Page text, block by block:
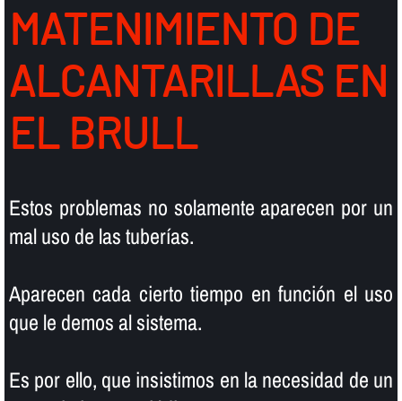
MATENIMIENTO DE
ALCANTARILLAS EN
EL BRULL
Estos problemas no solamente aparecen por un
mal uso de las tuberí­as.
Aparecen cada cierto tiempo en función el uso
que le demos al sistema.
Es por ello, que insistimos en la necesidad de un